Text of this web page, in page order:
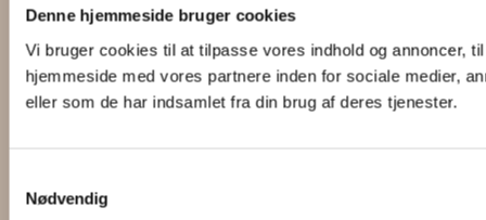
Denne hjemmeside bruger cookies
Vi bruger cookies til at tilpasse vores indhold og annoncer,
hjemmeside med vores partnere inden for sociale medier,
eller som de har indsamlet fra din brug af deres tjenester.
Nødvendig